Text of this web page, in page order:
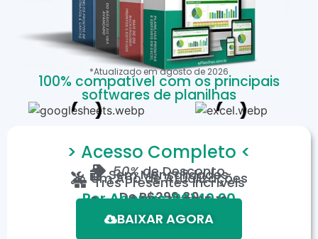
*Atualizado emagostode 2026
100% compatível com os principais
softwares de planilhas
> Acesso Completo <
50%de Desconto
Sem Mensalidades
Um Ano de Atualizações
Três Presentes Incríveis
DeR$299,80
Por Apenas: R$149,90
Em até 12X de R$15,19
*Oferta válida por tempo limitado.
BAIXAR AGORA